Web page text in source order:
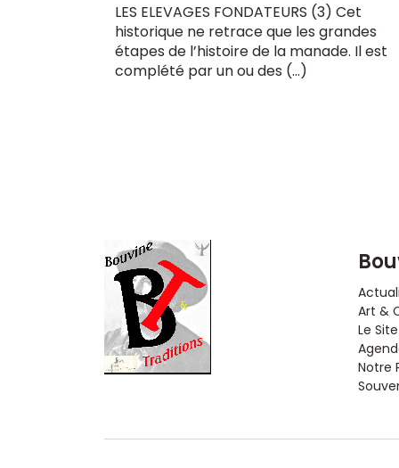
LES ELEVAGES FONDATEURS (3) Cet
historique ne retrace que les grandes
étapes de l’histoire de la manade. Il est
complété par un ou des (…)
Art &
Le Site
Notre